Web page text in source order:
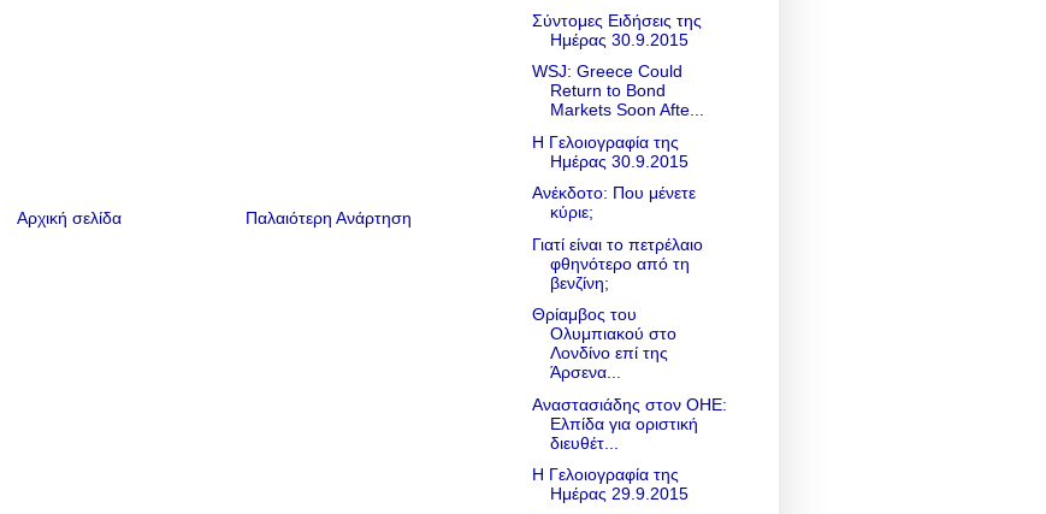
Παλαιότερη Ανάρτηση
Αρχική σελίδα
Σύντομες Ειδήσεις της
Ημέρας 30.9.2015
WSJ: Greece Could
Return to Bond
Markets Soon Afte...
Η Γελοιογραφία της
Ημέρας 30.9.2015
Ανέκδοτο: Που μένετε
κύριε;
Γιατί είναι το πετρέλαιο
φθηνότερο από τη
βενζίνη;
Θρίαμβος του
Ολυμπιακού στο
Λονδίνο επί της
Άρσενα...
Αναστασιάδης στον ΟΗΕ:
Ελπίδα για οριστική
διευθέτ...
Η Γελοιογραφία της
Ημέρας 29.9.2015